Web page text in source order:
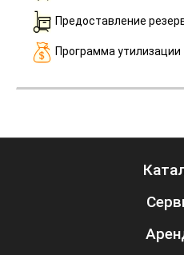
Предоставление
Программа утилизации